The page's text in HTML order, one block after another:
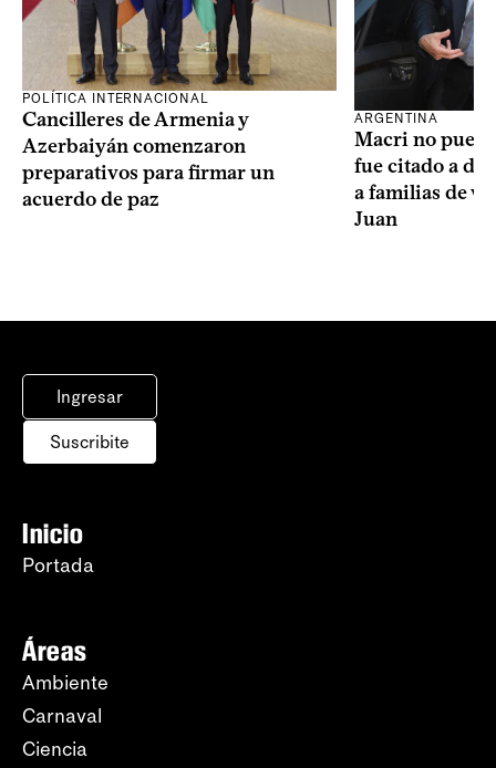
POLÍTICA INTERNACIONAL
Cancilleres de Armenia y
Azerbaiyán comenzaron
preparativos para firmar un
acuerdo de paz
ARGENTINA
Macri no
fue citado a
a familias de
Juan
Ingresar
Suscribite
Inicio
Portada
Áreas
Ambiente
Carnaval
Ciencia